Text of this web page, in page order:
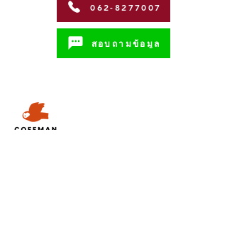
062-8277007
สอบถามข้อมูล